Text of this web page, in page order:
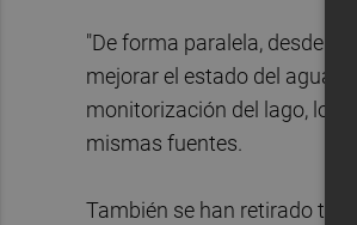
"De forma paralela, desde
mejorar el estado del agua
monitorización del lago, lo
mismas fuentes.
También se han retirado